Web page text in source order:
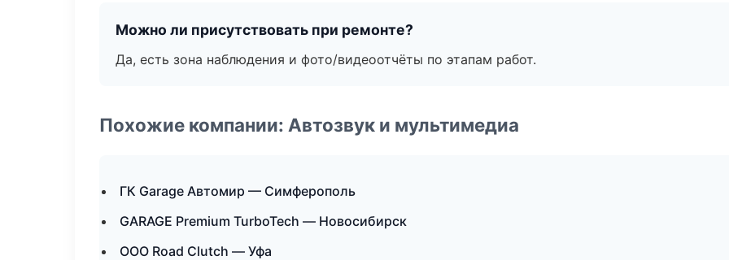
Можно ли присутствовать при ремонте?
Да, есть зона наблюдения и фото/видеоотчёты по этапам работ.
Похожие компании: Автозвук и мультимедиа
ГК Garage Автомир — Симферополь
GARAGE Premium TurboTech — Новосибирск
ООО Road Clutch — Уфа